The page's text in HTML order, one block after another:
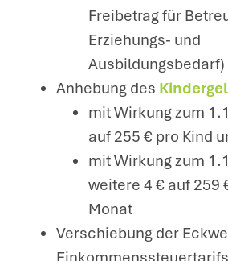
Freibetrag für
Erziehungs- und
Ausbildungsbedarf)
Anhebung des
mit Wirkung zum
auf 255 € pro Kind
mit Wirkung zum
weitere 4 € auf 259
Monat
Verschiebung der